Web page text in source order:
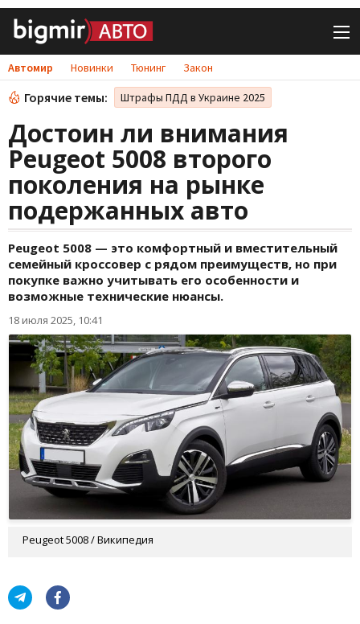
Автомир Новинки Тюнинг Закон
Горячие темы: Штрафы ПДД в Украине 2025
Достоин ли внимания
Peugeot 5008 второго
поколения на рынке
подержанных авто
Peugeot 5008 — это комфортный и вместительный
семейный кроссовер с рядом преимуществ, но при
покупке важно учитывать его особенности и
возможные технические нюансы.
18 июля 2025, 10:41
Peugeot 5008 / Википедия